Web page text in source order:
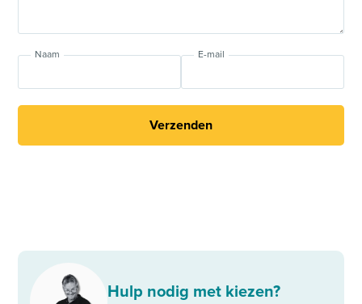
Naam E-mail
Verzenden
Hulp nodig met kiezen?